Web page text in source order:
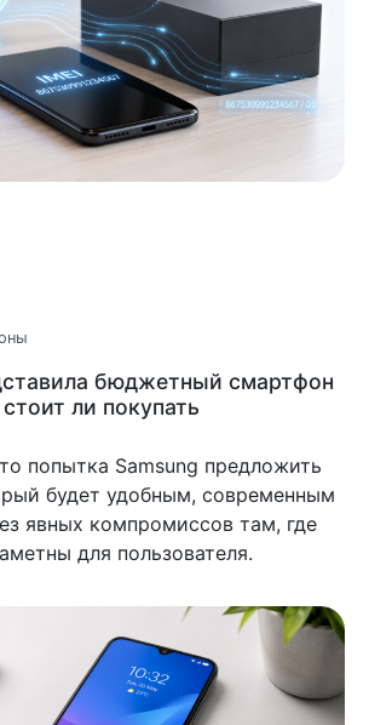
бюджетный смартфон
ли покупать
попытка Samsung предложить
будет удобным, современным
явных компромиссов там, где
для пользователя.